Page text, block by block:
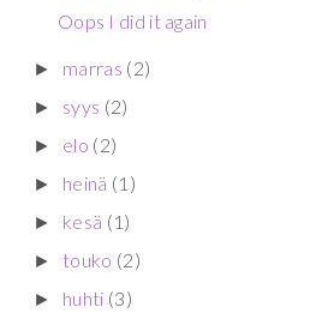
Oops I did it again
► marras (2)
► syys (2)
► elo (2)
► heinä (1)
► kesä (1)
► touko (2)
► huhti (3)